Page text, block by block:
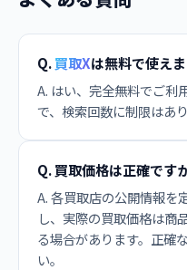
Q.買取Xは無料で使え
A. はい、完全無料でご利
で、検索回数に制限はあ
Q. 買取価格は正確です
A. 各買取店の公開情報を
し、実際の買取価格は商
る場合があります。正確
い。